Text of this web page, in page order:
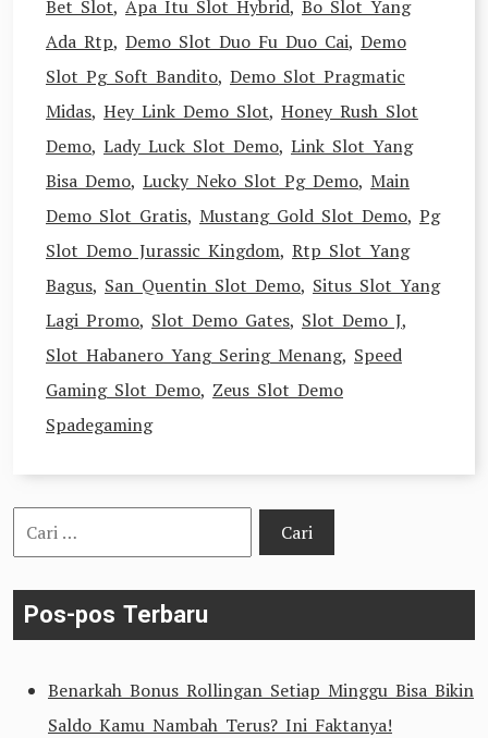
Bet Slot, Apa Itu Slot Hybrid, Bo Slot Yang
Ada Rtp, Demo Slot Duo Fu Duo Cai, Demo
Slot Pg Soft Bandito, Demo Slot Pragmatic
Midas, Hey Link Demo Slot, Honey Rush Slot
Demo, Lady Luck Slot Demo, Link Slot Yang
Bisa Demo, Lucky Neko Slot Pg Demo, Main
Demo Slot Gratis, Mustang Gold Slot Demo, Pg
Slot Demo Jurassic Kingdom, Rtp Slot Yang
Bagus, San Quentin Slot Demo, Situs Slot Yang
Lagi Promo, Slot Demo Gates, Slot Demo J,
Slot Habanero Yang Sering Menang, Speed
Gaming Slot Demo, Zeus Slot Demo
Spadegaming
Cari
untuk:
Pos-pos Terbaru
Benarkah Bonus Rollingan Setiap Minggu Bisa Bikin
Saldo Kamu Nambah Terus? Ini Faktanya!